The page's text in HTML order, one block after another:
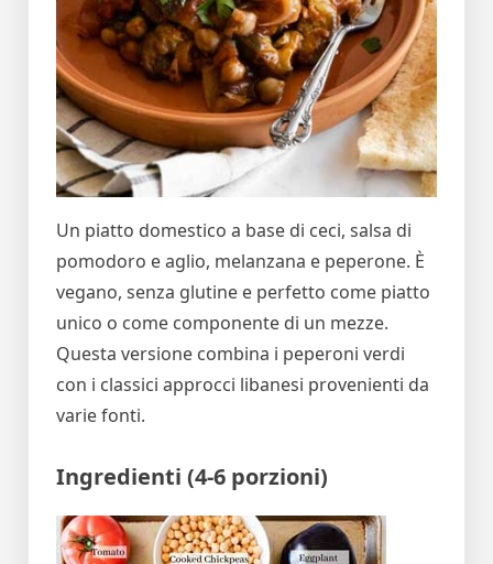
Un piatto domestico a base di ceci, salsa di
pomodoro e aglio, melanzana e peperone. È
vegano, senza glutine e perfetto come piatto
unico o come componente di un mezze.
Questa versione combina i peperoni verdi
con i classici approcci libanesi provenienti da
varie fonti.
Ingredienti (4-6 porzioni)